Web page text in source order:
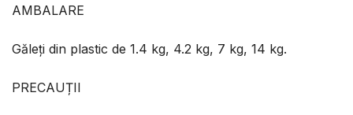
AMBALARE
Găleţi din plastic de 1.4 kg, 4.2 kg, 7 kg, 14 kg.
PRECAUȚII